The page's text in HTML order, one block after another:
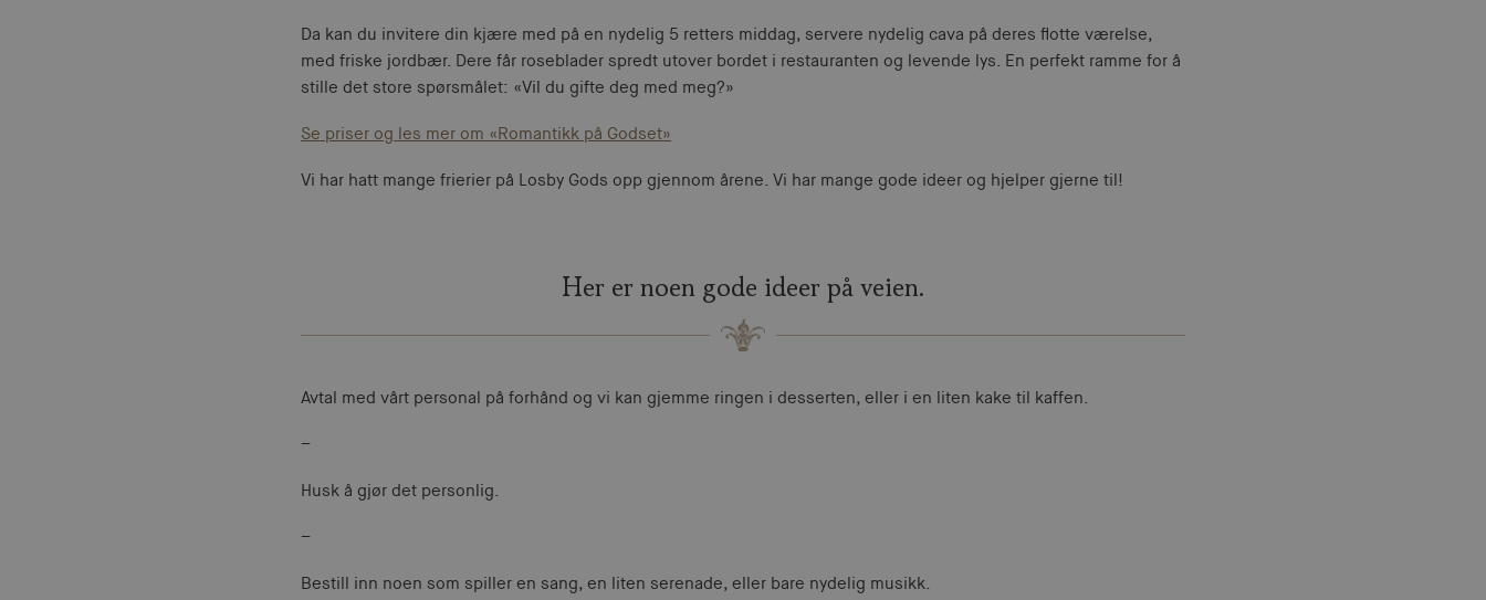
Da kan du invitere din kjære med på en nydelig 5 retters middag, servere nydelig cava på deres flotte værelse,
med friske jordbær. Dere får roseblader spredt utover bordet i restauranten og levende lys. En perfekt ramme for å
stille det store spørsmålet: «Vil du gifte deg med meg?»
Se priser og les mer om «Romantikk på Godset»
Vi har hatt mange frierier på Losby Gods opp gjennom årene. Vi har mange gode ideer og hjelper gjerne til!
Her er noen gode ideer på veien.
Avtal med vårt personal på forhånd og vi kan gjemme ringen i desserten, eller i en liten kake til kaffen.
–
Husk å gjør det personlig.
–
Bestill inn noen som spiller en sang, en liten serenade, eller bare nydelig musikk.